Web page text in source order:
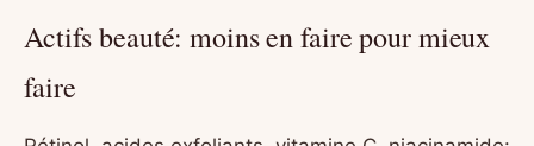
Actifs beauté: moins en faire pour mieux
faire